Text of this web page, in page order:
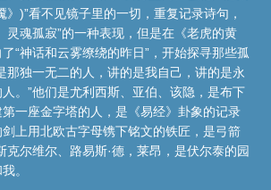
)”看不见镜子里的一切，重复记录诗句，
灵魂孤寂”的一种表现，但是在《老虎的黄
“神话和云雾缭绕的昨日”，开始探寻那些孤
那独一无二的人，讲的是我自己，讲的是永
。”他们是尤利西斯、亚伯、该隐，是布下
一座金字塔的人，是《易经》卦象的记录
上用北欧古字母镌下铭文的铁匠，是弓箭
克尔维尔、路易斯·德，莱昂，是伏尔泰的园
。